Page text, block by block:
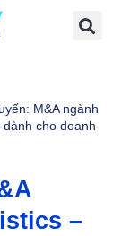
M&A ngành
cho doanh
–